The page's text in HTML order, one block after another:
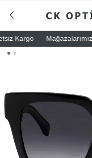
Kargo Mağazalarımız